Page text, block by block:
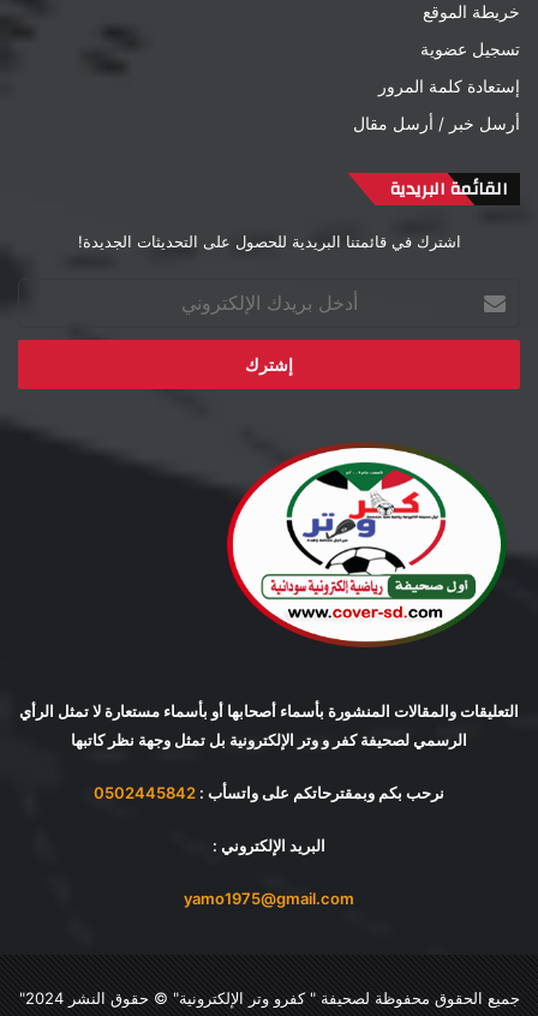
خريطة الموقع
تسجيل عضوية
إستعادة كلمة المرور
أرسل خبر / أرسل مقال
القائمة البريدية
اشترك في قائمتنا البريدية للحصول على التحديثات الجديدة!
بريدك
الإلكتروني
التعليقات والمقالات المنشورة بأسماء أصحابها أو بأسماء مستعارة لا تمثل الرأي
الرسمي لصحيفة كفر و وتر الإلكترونية بل تمثل وجهة نظر كاتبها
نرحب بكم وبمقترحاتكم على واتسأب : 0502445842
البريد الإلكتروني :
yamo1975@gmail.com
جميع الحقوق محفوظة لصحيفة "كفرو وتر الإلكترونية" © حقوق النشر 2024"